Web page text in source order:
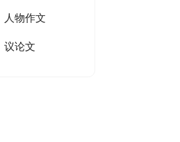
人物作文
议论文